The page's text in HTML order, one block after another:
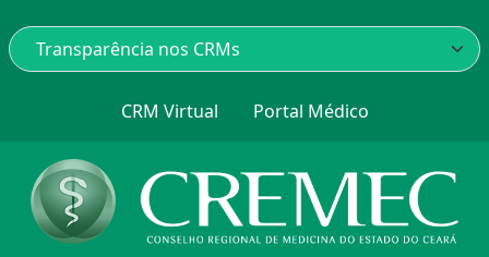
CRM Virtual Portal Médico